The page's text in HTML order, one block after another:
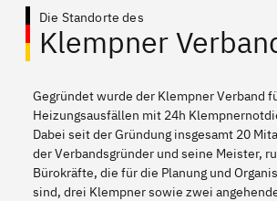
Die Standorte des
Klempner
Gegründet wurde der Klempner Verband
Heizungsausfällen mit 24h
Dabei seit der Gründung insgesamt 20
der Verbandsgründer und seine Meister,
Bürokräfte, die für die Planung und
sind, drei Klempner sowie zwei